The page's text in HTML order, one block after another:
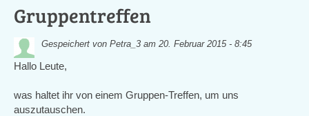
Gruppentreffen
Gespeichert von Petra_3 am 20. Februar 2015 - 8:45
Hallo Leute,
was haltet ihr von einem Gruppen-Treffen, um uns
auszutauschen.